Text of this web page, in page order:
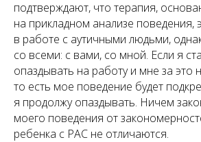
подтверждают, что терапия,
на прикладном анализе поведения,
в работе с аутичными людьми,
со всеми: с вами, со мной. Если я
опаздывать на работу и мне за это
то есть мое поведение будет
я продолжу опаздывать. Ничем
моего поведения от
ребенка с РАС не отличаются.